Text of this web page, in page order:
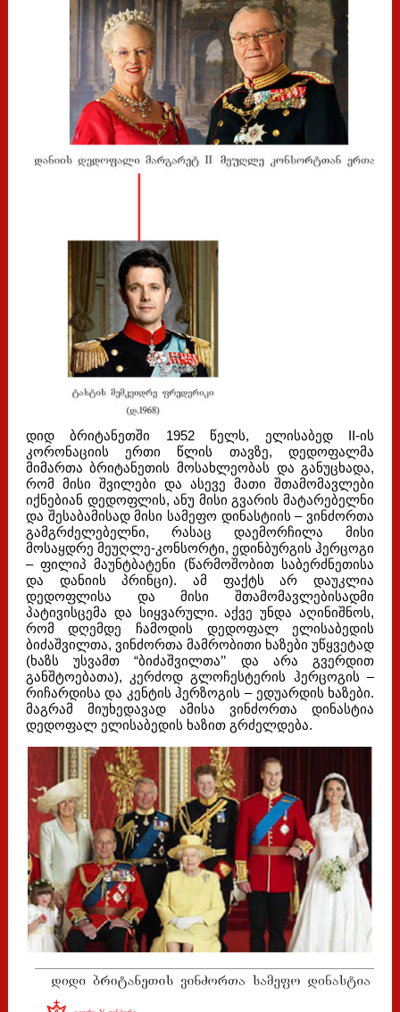
დიდ ბრიტანეთში 1952 წელს, ელისაბედ II-ის
კორონაციის ერთი წლის თავზე, დედოფალმა
მიმართა ბრიტანეთის მოსახლეობას და განუცხადა,
რომ მისი შვილები და ასევე მათი შთამომავლები
იქნებიან დედოფლის, ანუ მისი გვარის მატარებელნი
და შესაბამისად მისი სამეფო დინასტიის – ვინძორთა
გამგრძელებელნი, რასაც დაემორჩილა მისი
მოსაყდრე მეუღლე-კონსორტი, ედინბურგის ჰერცოგი
– ფილიპ მაუნტბატენი (წარმოშობით საბერძნეთისა
და დანიის პრინცი). ამ ფაქტს არ დაუკლია
დედოფლისა და მისი შთამომავლებისადმი
პატივისცემა და სიყვარული. აქვე უნდა აღინიშნოს,
რომ დღემდე ჩამოდის დედოფალ ელისაბედის
ბიძაშვილთა, ვინძორთა მამრობითი ხაზები უწყვეტად
(ხაზს უსვამთ “ბიძაშვილთა’’ და არა გვერდით
განშტოებათა), კერძოდ გლოჩესტერის ჰერცოგის –
რიჩარდისა და კენტის ჰერზოგის – ედუარდის ხაზები.
მაგრამ მიუხედავად ამისა ვინძორთა დინასტია
დედოფალ ელისაბედის ხაზით გრძელდება.